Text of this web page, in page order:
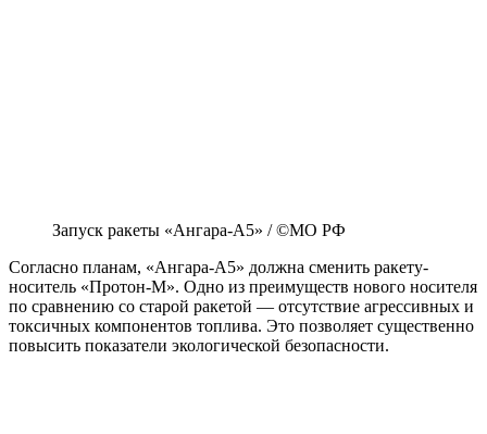
Запуск ракеты «Ангара-А5» / ©МО РФ
Согласно планам, «Ангара-А5» должна сменить ракету-
носитель «Протон-М». Одно из преимуществ нового носителя
по сравнению со старой ракетой — отсутствие агрессивных и
токсичных компонентов топлива. Это позволяет существенно
повысить показатели экологической безопасности.